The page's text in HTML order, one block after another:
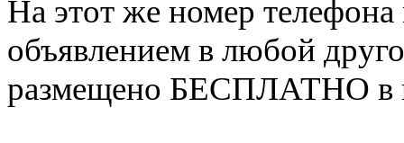
На этот же номер
объявлением в любой
размещено БЕСПЛАТНО в